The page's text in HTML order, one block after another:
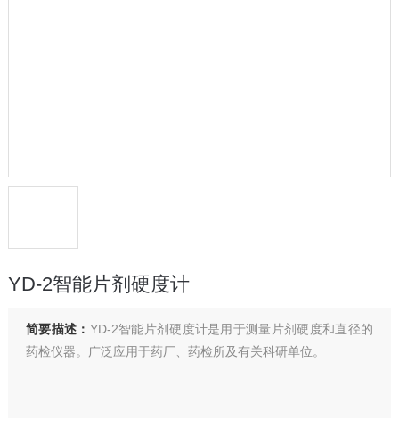
YD-2智能片剂硬度计
简要描述： YD-2智能片剂硬度计是用于测量片剂硬度和直径的
药检仪器。广泛应用于药厂、药检所及有关科研单位。